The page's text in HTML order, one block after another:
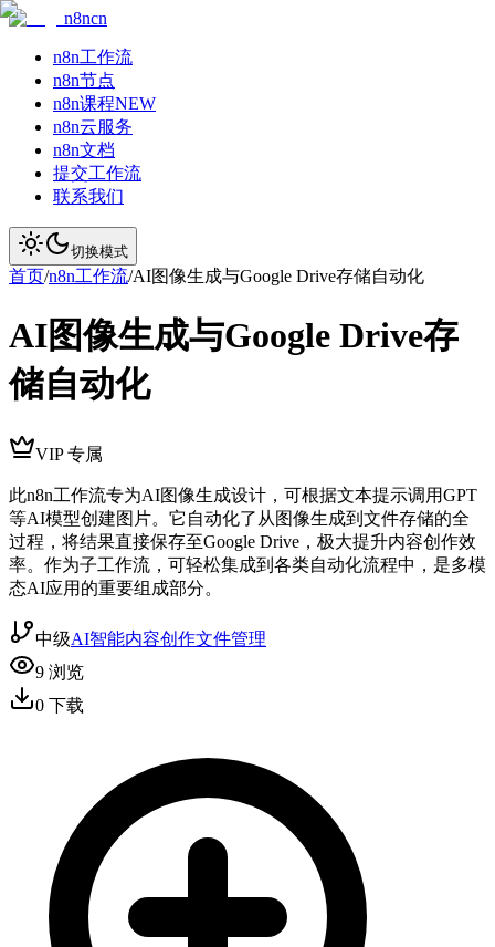
n8ncn
n8n工作流
n8n节点
n8n课程NEW
n8n云服务
n8n文档
提交工作流
联系我们
切换模式
首页/n8n工作流/AI图像生成与Google Drive存储自动化
AI图像生成与Google Drive存
储自动化
VIP 专属
此n8n工作流专为AI图像生成设计，可根据文本提示调用GPT
等AI模型创建图片。它自动化了从图像生成到文件存储的全
过程，将结果直接保存至Google Drive，极大提升内容创作效
率。作为子工作流，可轻松集成到各类自动化流程中，是多模
态AI应用的重要组成部分。
中级AI智能内容创作文件管理
9 浏览
0 下载